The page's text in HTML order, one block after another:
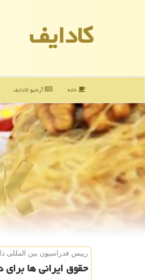
كادایف
خانه آرشیو كادایف
رییس فدراسیون بین المللی
حقوق ایرانی ها